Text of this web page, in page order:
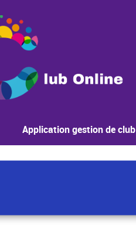
Application gestion de club